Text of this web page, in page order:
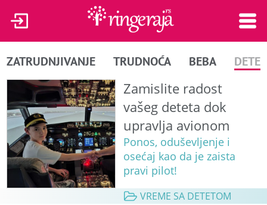
ZATRUDNJIVANJE TRUDNOĆA BEBA DETE
Zamislite radost
vašeg deteta dok
upravlja avionom
Ponos, oduševljenje i
osećaj kao da je zaista
pravi pilot!
VREME SA DETETOM